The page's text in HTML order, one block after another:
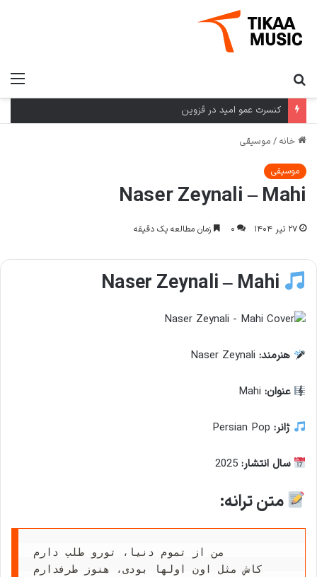
برای
کنسرت عمو امید در قزوین
خانه / موسیقی
موسیقی
Naser Zeynali – Mahi
۲۷ تیر ۱۴۰۴ ۰ زمان مطالعه یک دقیقه
هنرمند:
عنوان:
ژانر:
سال انتشار: 2025
متن ترانه:
من از تموم دنیا، تورو طلب دارم
کاش مثل اون اولها بودی، هنوز طرفدارم